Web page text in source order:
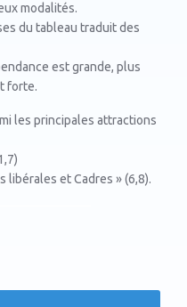
modalités.
du tableau traduit des
est grande, plus
forte.
les principales attractions
libérales et Cadres » (6,8).